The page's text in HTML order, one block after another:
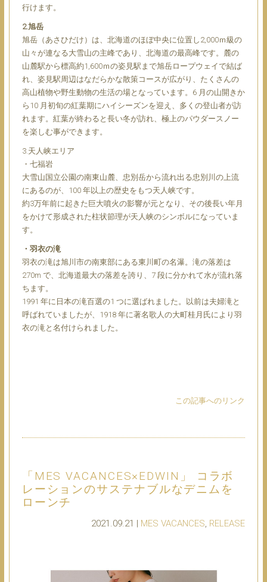
⾏けます。
2.旭岳
旭岳（あさひだけ）は、北海道のほぼ中央に位置し2,000ｍ級の
⼭々が連なる⼤雪⼭の主峰であり、北海道の最⾼峰です。麓の
⼭麓駅から標⾼約1,600ｍの姿⾒駅まで旭岳ロープウェイで結ば
れ、姿⾒駅周辺はなだらかな散策コースが広がり、たくさんの
⾼⼭植物や野⽣動物の⽣活の場となっています。6 ⽉の⼭開きか
ら10 ⽉初旬の紅葉期にハイシーズンを迎え、多くの登⼭者が訪
れます。紅葉が終わると⻑い冬が訪れ、極上のパウダースノー
を楽しむ事ができます。
3.天⼈峡エリア
・七福岩
⼤雪⼭国⽴公園の南東⼭麓、忠別岳から流れ出る忠別川の上流
にあるのが、100 年以上の歴史をもつ天⼈峡です。
約3万年前に起きた巨⼤噴⽕の影響が元となり、その後⻑い年⽉
をかけて形成された柱状節理が天⼈峡のシンボルになっていま
す。
・⽻⾐の滝
⽻⾐の滝は旭川市の南東部にある東川町の名瀑。滝の落差は
270m で、北海道最⼤の落差を誇り、7 段に分かれて⽔が流れ落
ちます。
1991 年に⽇本の滝百選の1 つに選ばれました。以前は夫婦滝と
呼ばれていましたが、1918 年に著名歌⼈の⼤町桂⽉⽒により⽻
⾐の滝と名付けられました。
この記事へのリンク
「MES VACANCES×EDWIN」 コラボ
レーションのサステナブルなデニムを
ローンチ
2021.09.21 | MES VACANCES, RELEASE